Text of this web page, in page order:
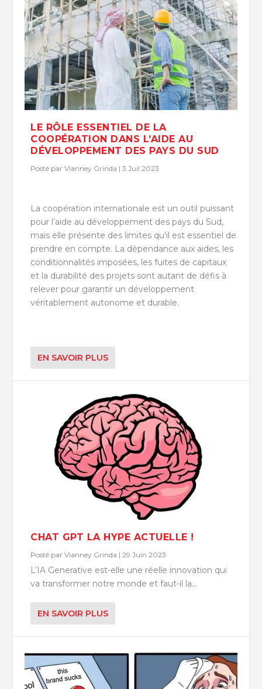
LE RÔLE ESSENTIEL DE LA
COOPÉRATION DANS L’AIDE AU
DÉVELOPPEMENT DES PAYS DU SUD
Posté parVianney Grinda |3 Juil 2023
La coopération internationale est un outil puissant
pour l’aide au développement des pays du Sud,
mais elle présente des limites qu’il est essentiel de
prendre en compte. La dépendance aux aides, les
conditionnalités imposées, les fuites de capitaux
et la durabilité des projets sont autant de défis à
relever pour garantir un développement
véritablement autonome et durable.
EN SAVOIR PLUS
CHAT GPT LA HYPE ACTUELLE !
Posté parVianney Grinda |29 Juin 2023
L’IA Generative est-elle une réelle innovation qui
va transformer notre monde et faut-il la...
EN SAVOIR PLUS